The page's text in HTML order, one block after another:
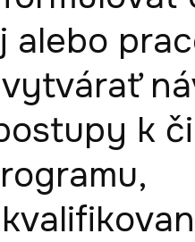
alebo
k